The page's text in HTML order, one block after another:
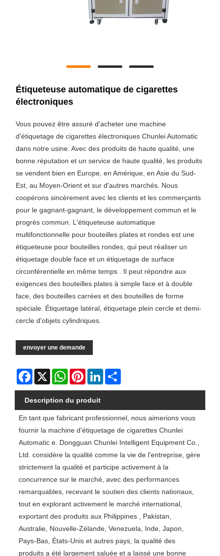
Étiqueteuse automatique de cigarettes
électroniques
Vous pouvez être assuré d'acheter une machine
d'étiquetage de cigarettes électroniques Chunlei Automatic
dans notre usine. Avec des produits de haute qualité, une
bonne réputation et un service de haute qualité, les produits
se vendent bien en Europe, en Amérique, en Asie du Sud-
Est, au Moyen-Orient et sur d'autres marchés. Nous
coopérons sincèrement avec les clients et les commerçants
pour le gagnant-gagnant, le développement commun et le
progrès commun. L'étiqueteuse automatique
multifonctionnelle pour bouteilles plates et rondes est une
étiqueteuse pour bouteilles rondes, qui peut réaliser un
étiquetage double face et un étiquetage de surface
circonférentielle en même temps . Il peut répondre aux
exigences des bouteilles plates à simple face et à double
face, des bouteilles carrées et des bouteilles de forme
spéciale. Étiquetage latéral, étiquetage plein cercle et demi-
cercle d'objets cylindriques.
envoyer une demande
Facebook
X WhatsAppPinterestLinkedIn
Description du produit
En tant que fabricant professionnel, nous aimerions vous
fournir la machine d'étiquetage de cigarettes Chunlei
Automatic e. Dongguan Chunlei Intelligent Equipment Co.,
Ltd. considère la qualité comme la vie de l'entreprise, gère
strictement la qualité et participe activement à la
concurrence sur le marché, avec des performances
remarquables, recevant le soutien des clients nationaux,
tout en explorant activement le marché international,
exportant des produits aux Philippines , Pakistan,
Australie, Nouvelle-Zélande, Venezuela, Inde, Japon,
Pays-Bas, États-Unis et autres pays, la qualité des
produits a été largement saluée et a laissé une bonne